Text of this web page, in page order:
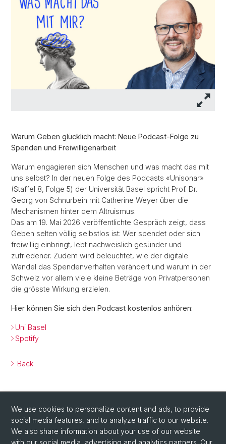
Warum Geben glücklich macht: Neue Podcast-Folge zu
Spenden und Freiwilligenarbeit
Warum engagieren sich Menschen und was macht das mit
uns selbst? In der neuen Folge des Podcasts «Unisonar»
(Staffel 8, Folge 5) der Universität Basel spricht Prof. Dr.
Georg von Schnurbein mit Catherine Weyer über die
Mechanismen hinter dem Altruismus.
Das am 19. Mai 2026 veröffentlichte Gespräch zeigt, dass
Geben selten völlig selbstlos ist: Wer spendet oder sich
freiwillig einbringt, lebt nachweislich gesünder und
zufriedener. Zudem wird beleuchtet, wie der digitale
Wandel das Spendenverhalten verändert und warum in der
Schweiz vor allem viele kleine Beträge von Privatpersonen
die grösste Wirkung erzielen.
Hier können Sie sich den Podcast kostenlos anhören:
Uni Basel
Spotify
Back
We use cookies to personalize content and ads, to provide
social media features, and to analyze traffic to our website.
We also share information about your use of our website
with our social media, advertising and analytics partners. Our